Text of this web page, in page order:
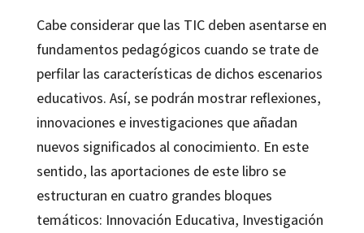
Cabe considerar que las TIC deben asentarse en
fundamentos pedagógicos cuando se trate de
perfilar las características de dichos escenarios
educativos. Así, se podrán mostrar reflexiones,
innovaciones e investigaciones que añadan
nuevos significados al conocimiento. En este
sentido, las aportaciones de este libro se
estructuran en cuatro grandes bloques
temáticos: Innovación Educativa, Investigación